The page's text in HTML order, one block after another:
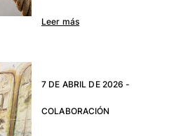
Leer más
7 DE ABRIL DE 2026 -
COLABORACIÓN